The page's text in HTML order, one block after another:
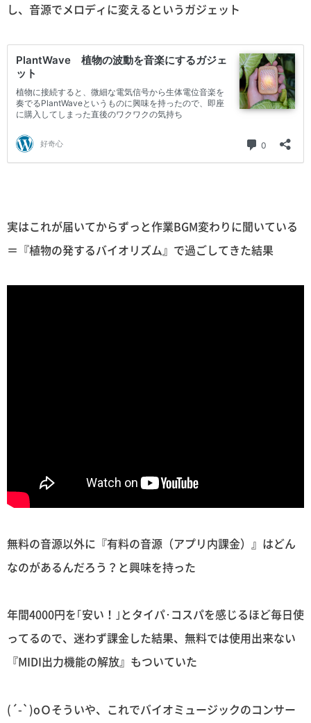
し、音源でメロディに変えるというガジェット
実はこれが届いてからずっと作業BGM変わりに聞いている
＝『植物の発するバイオリズム』で過ごしてきた結果
無料の音源以外に『有料の音源（アプリ内課金）』はどん
なのがあるんだろう？と興味を持った
年間4000円を｢安い！｣とタイパ･コスパを感じるほど毎日使
ってるので、迷わず課金した結果、無料では使用出来ない
『MIDI出力機能の解放』もついていた
(´-`)oＯそういや、これでバイオミュージックのコンサー